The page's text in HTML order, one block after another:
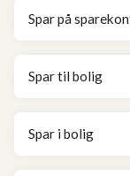
Spar på
Spar til bolig
Spar i bolig